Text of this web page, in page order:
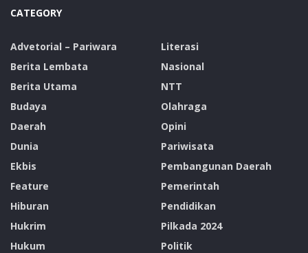
CATEGORY
Advetorial – Pariwara
Berita Lembata
Berita Utama
Budaya
Daerah
Dunia
Ekbis
Feature
Hiburan
Hukrim
Hukum
Literasi
Nasional
NTT
Olahraga
Opini
Pariwisata
Pembangunan Daerah
Pemerintah
Pendidikan
Pilkada 2024
Politik